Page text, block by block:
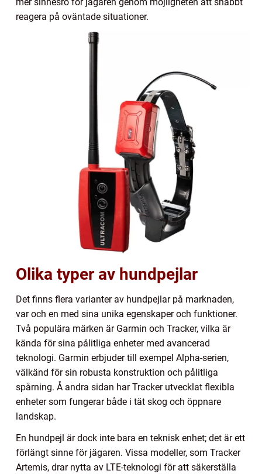
reagera på oväntade situationer.
Olika typer av hundpejlar
Det finns flera varianter av hundpejlar på marknaden,
var och en med sina unika egenskaper och funktioner.
Två populära märken är Garmin och Tracker, vilka är
kända för sina pålitliga enheter med avancerad
teknologi. Garmin erbjuder till exempel Alpha-serien,
välkänd för sin robusta konstruktion och pålitliga
spårning. Å andra sidan har Tracker utvecklat flexibla
enheter som fungerar både i tät skog och öppnare
landskap.
En hundpejl är dock inte bara en teknisk enhet; det är ett
förlängt sinne för jägaren. Vissa modeller, som Tracker
Artemis, drar nytta av LTE-teknologi för att säkerställa